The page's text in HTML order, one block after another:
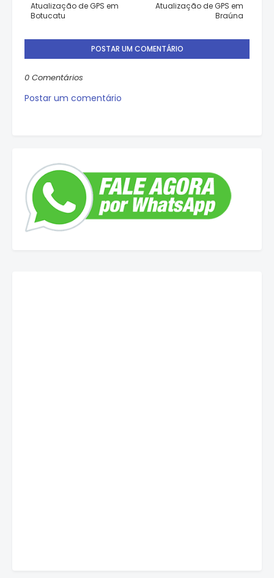
Atualização de GPS em
Braúna
Atualização de GPS em
Botucatu
POSTAR UM COMENTÁRIO
0 Comentários
Postar um comentário